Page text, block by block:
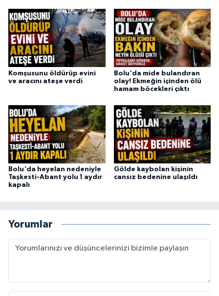
Komşusunu öldürüp evini
ve aracını ateşe verdi
Bolu'da mide bulandıran
olay! Ekmeğin içinden ölü
hamam böcekleri çıktı
Bolu'da heyelan nedeniyle
Taşkesti-Abant yolu 1 aydır
kapalı
Gölde kaybolan kişinin
cansız bedenine ulaşıldı
Yorumlar